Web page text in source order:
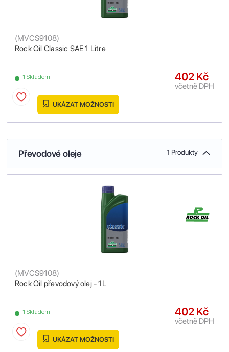
Rock Oil Classic SAE 1 Litre
(MVCS9108)
1 Skladem 402 Kč
včetně DPH
UKÁZAT MOŽNOSTI
Převodové oleje 1 Produkty
Rock Oil převodový olej - 1L
(MVCS9108)
1 Skladem 402 Kč
včetně DPH
UKÁZAT MOŽNOSTI